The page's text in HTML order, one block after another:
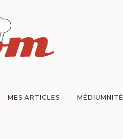
MES ARTICLES MÉDIUMNITÉ